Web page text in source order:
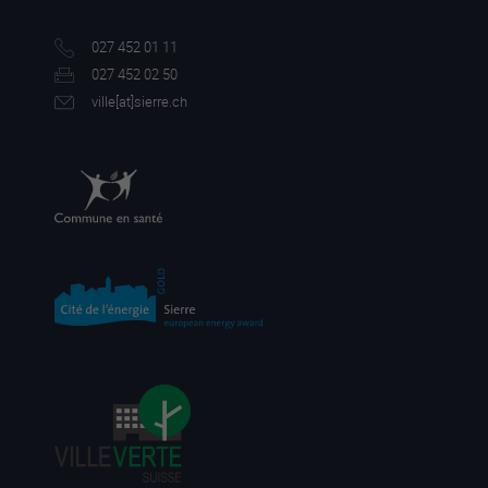
027 452 01 11
027 452 02 50
ville[at]sierre.ch